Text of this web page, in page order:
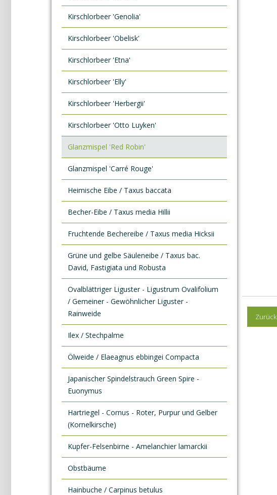
Kirschlorbeer 'Genolia'
Kirschlorbeer 'Obelisk'
Kirschlorbeer 'Etna'
Kirschlorbeer 'Elly'
Kirschlorbeer 'Herbergii'
Kirschlorbeer 'Otto Luyken'
Glanzmispel 'Red Robin'
Glanzmispel 'Carré Rouge'
Heimische Eibe / Taxus baccata
Becher-Eibe / Taxus media Hillii
Fruchtende Bechereibe / Taxus media Hicksii
Grüne und gelbe Säuleneibe / Taxus bac.
David, Fastigiata und Robusta
Ovalblättriger Liguster - Ligustrum Ovalifolium
/ Gemeiner - Gewöhnlicher Liguster -
Rainweide
Ilex / Stechpalme
Ölweide / Elaeagnus ebbingei Compacta
Japanischer Spindelstrauch Green Spire -
Euonymus
Hartriegel - Cornus - Roter, Purpur und Gelber
(Kornelkirsche)
Kupfer-Felsenbirne - Amelanchier lamarckii
Obstbäume
Hainbuche / Carpinus betulus
Zurück